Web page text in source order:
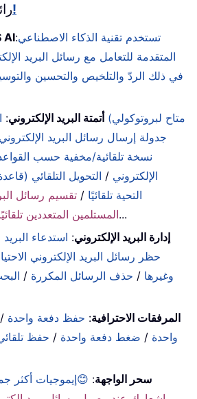
انقر للتنزيل الآن!
AI:تستخدم تقنية الذكاء الاصطناعي
المتقدمة للتعامل مع رسائل البريد
في ذلك الردّ والتلخيص والتحسين
أتمتة البريد الإلكتروني:
جدولة إرسال رسائل البريد الإلكتروني
نسخة تلقائية/مخفية حسب
الإلكتروني / التحويل التلقائي
التحية تلقائيًا / تقسيم رسائل
المستلمين المتعددين...
إدارة البريد الإلكتروني: استدعاء البريد
حظر رسائل البريد الإلكتروني
وغيرها / حذف الرسائل المكررة /
المرفقات الاحترافية: حفظ دفعة واحدة /
واحدة / ضغط دفعة واحدة / حفظ
سحر الواجهة: 😊إيموجيات أكثر